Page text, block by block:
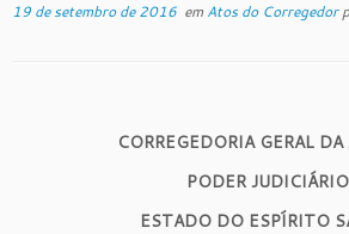
19 de setembro de 2016 em Atos do Corregedor
CORREGEDORIA GERAL
PODER JUDICIÁRIO
ESTADO DO ESPÍRITO